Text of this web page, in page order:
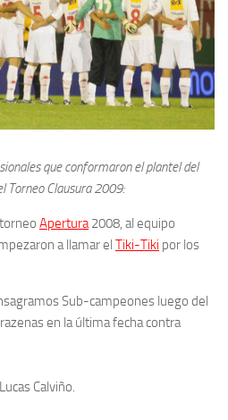
que conformaron el plantel del
Torneo Clausura 2009:
Apertura2008, al equipo
a llamar el Tiki-Tiki por los
Sub-campeones luego del
en la última fecha contra
Calviño.